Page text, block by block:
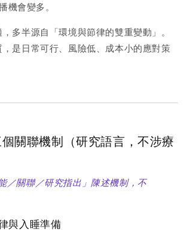
機會變多。
，多半源自「環境與節律的雙重變動」。
是日常可行、風險低、成本小的應對策
關聯機制（研究語言，不涉療
／關聯／研究指出」陳述機制，不
與入睡準備